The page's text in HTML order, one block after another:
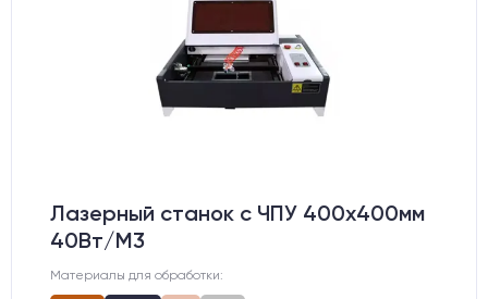
Лазерный станок c ЧПУ 400х400мм
40Вт/М3
Материалы для обработки: